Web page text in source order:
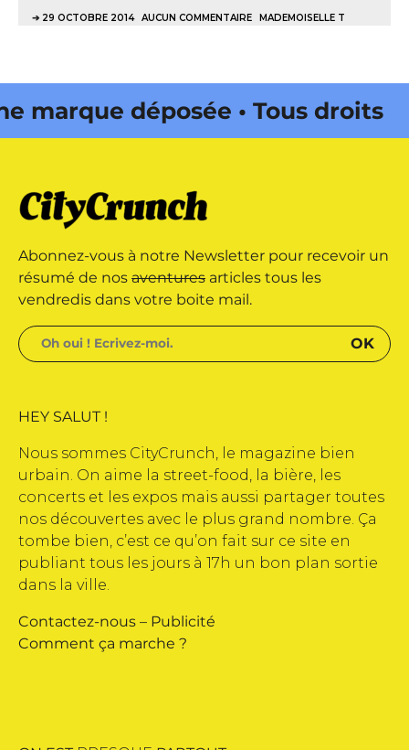
29 OCTOBRE 2014 AUCUN COMMENTAIRE MADEMOISELLE T
déposée • Tous droits
déposée • Tous droits
édité par Buena Onda Web •
Abonnez-vous à notre Newsletter pour recevoir un
résumé de nos aventures articles tous les
vendredis dans votre boite mail.
HEY SALUT !
Nous sommes CityCrunch, le magazine bien
urbain. On aime la street-food, la bière, les
concerts et les expos mais aussi partager toutes
nos découvertes avec le plus grand nombre. Ça
tombe bien, c’est ce qu’on fait sur ce site en
publiant tous les jours à 17h un bon plan sortie
dans la ville.
Contactez-nous – Publicité
Comment ça marche ?